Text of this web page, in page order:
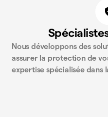
Nous développons des
assurer la protection de
expertise spécialisée dans